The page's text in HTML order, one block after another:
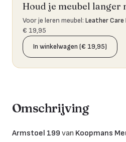
Houd je meubel langer
Voor je leren meubel: Leather
€ 19,95
In winkelwagen (€ 19,95)
Omschrijving
Armstoel 199 van Koopmans